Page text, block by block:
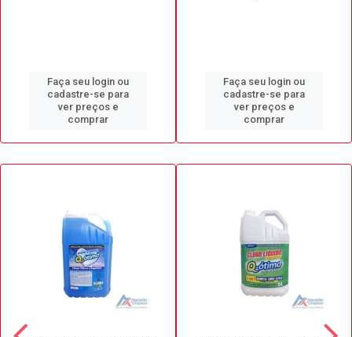
Faça seu login ou
cadastre-se para
ver preços e
comprar
Faça seu login ou
cadastre-se para
ver preços e
comprar